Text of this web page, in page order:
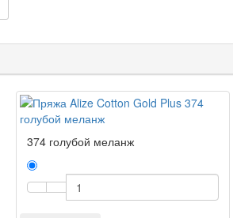
374 голубой меланж